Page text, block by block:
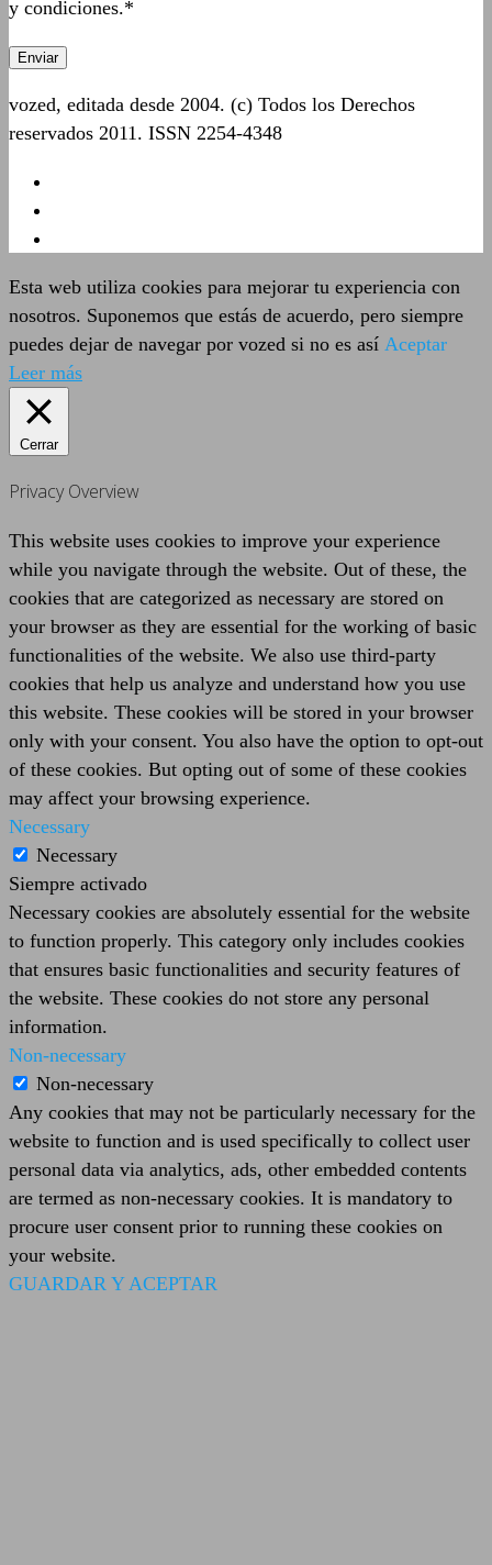
y condiciones.*
vozed, editada desde 2004. (c) Todos los Derechos
reservados 2011. ISSN 2254-4348
Esta web utiliza cookies para mejorar tu experiencia con
nosotros. Suponemos que estás de acuerdo, pero siempre
puedes dejar de navegar por vozed si no es así Aceptar
Leer más
Cerrar
Privacy Overview
This website uses cookies to improve your experience
while you navigate through the website. Out of these, the
cookies that are categorized as necessary are stored on
your browser as they are essential for the working of basic
functionalities of the website. We also use third-party
cookies that help us analyze and understand how you use
this website. These cookies will be stored in your browser
only with your consent. You also have the option to opt-out
of these cookies. But opting out of some of these cookies
may affect your browsing experience.
Necessary
Necessary
Siempre activado
Necessary cookies are absolutely essential for the website
to function properly. This category only includes cookies
that ensures basic functionalities and security features of
the website. These cookies do not store any personal
information.
Non-necessary
Non-necessary
Any cookies that may not be particularly necessary for the
website to function and is used specifically to collect user
personal data via analytics, ads, other embedded contents
are termed as non-necessary cookies. It is mandatory to
procure user consent prior to running these cookies on
your website.
GUARDAR Y ACEPTAR